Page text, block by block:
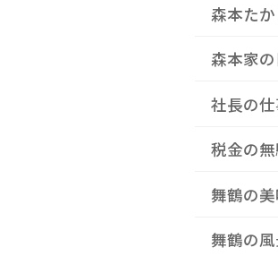
森本た
森本家
社長の
税金の
舞鶴の
舞鶴の